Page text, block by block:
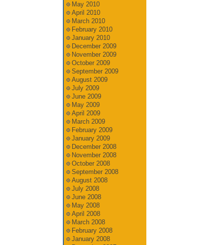
May 2010
April 2010
March 2010
February 2010
January 2010
December 2009
November 2009
October 2009
September 2009
August 2009
July 2009
June 2009
May 2009
April 2009
March 2009
February 2009
January 2009
December 2008
November 2008
October 2008
September 2008
August 2008
July 2008
June 2008
May 2008
April 2008
March 2008
February 2008
January 2008